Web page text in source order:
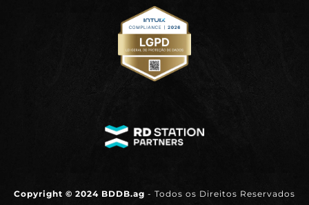
Copyright © 2024 BDDB.ag - Todos os Direitos Reservados